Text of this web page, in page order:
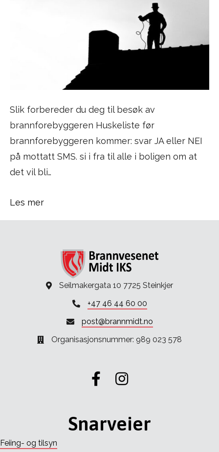
Slik forbereder du deg til besøk av
brannforebyggeren Huskeliste før
brannforebyggeren kommer: svar JA eller NEI
på mottatt SMS. si i fra til alle i boligen om at
det vil bli…
Les mer
Seilmakergata 10 7725 Steinkjer
+47 46 44 60 00
post@brannmidt.no
Organisasjonsnummer: 989 023 578
Gå til vår Facebook
Gå til vår Instagram
Snarveier
Feiing- og tilsyn